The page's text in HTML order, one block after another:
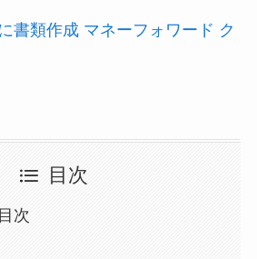
書類作成 マネーフォワード ク
目次
次